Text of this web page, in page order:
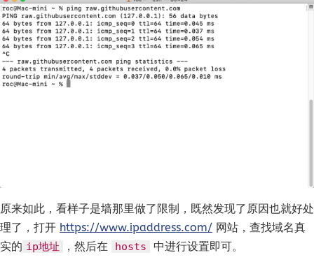
原来如此，看样子是墙那里做了限制，既然发现了原因也就好处
理了，打开 https://www.ipaddress.com/ 网站，查找域名真
实的 ip地址 ，然后在 hosts 中进行设置即可。